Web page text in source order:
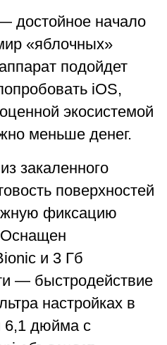
достойное начало
«яблочных»
подойдет
iOS,
экосистемой
меньше денег.
закаленного
поверхностей
фиксацию
Оснащен
и 3 Гб
— быстродействие
настройках в
6,1 дюйма с